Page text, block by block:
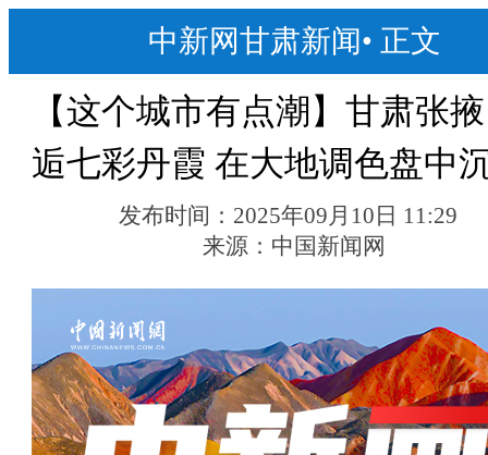
中新网甘肃新闻• 正文
【这个城市有点潮】甘肃张
逅七彩丹霞 在大地调色盘中
发布时间： 2025年09月10日 11:29
来源： 中国新闻网